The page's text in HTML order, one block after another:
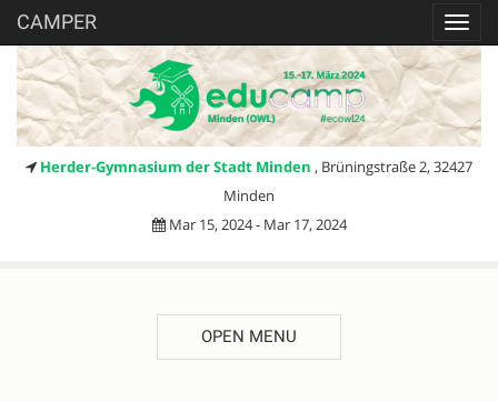
CAMPER
Herder-Gymnasium der Stadt Minden , Brüningstraße 2, 32427
Minden
Mar 15, 2024 - Mar 17, 2024
OPEN MENU